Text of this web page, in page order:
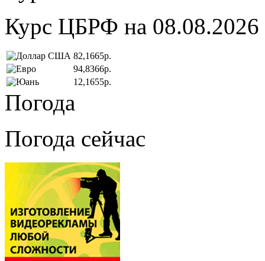
Курс ЦБРФ на 08.08.2026
82,1665р.
94,8366р.
12,1655р.
Погода
Погода сейчас